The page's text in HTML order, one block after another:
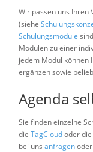
Wir passen uns Ihren
(siehe
Schulungsmodule
Modulen zu einer
jedem Modul können
ergänzen sowie
Agenda
Sie finden einzelne
die TagCloudoder die
bei uns anfragen